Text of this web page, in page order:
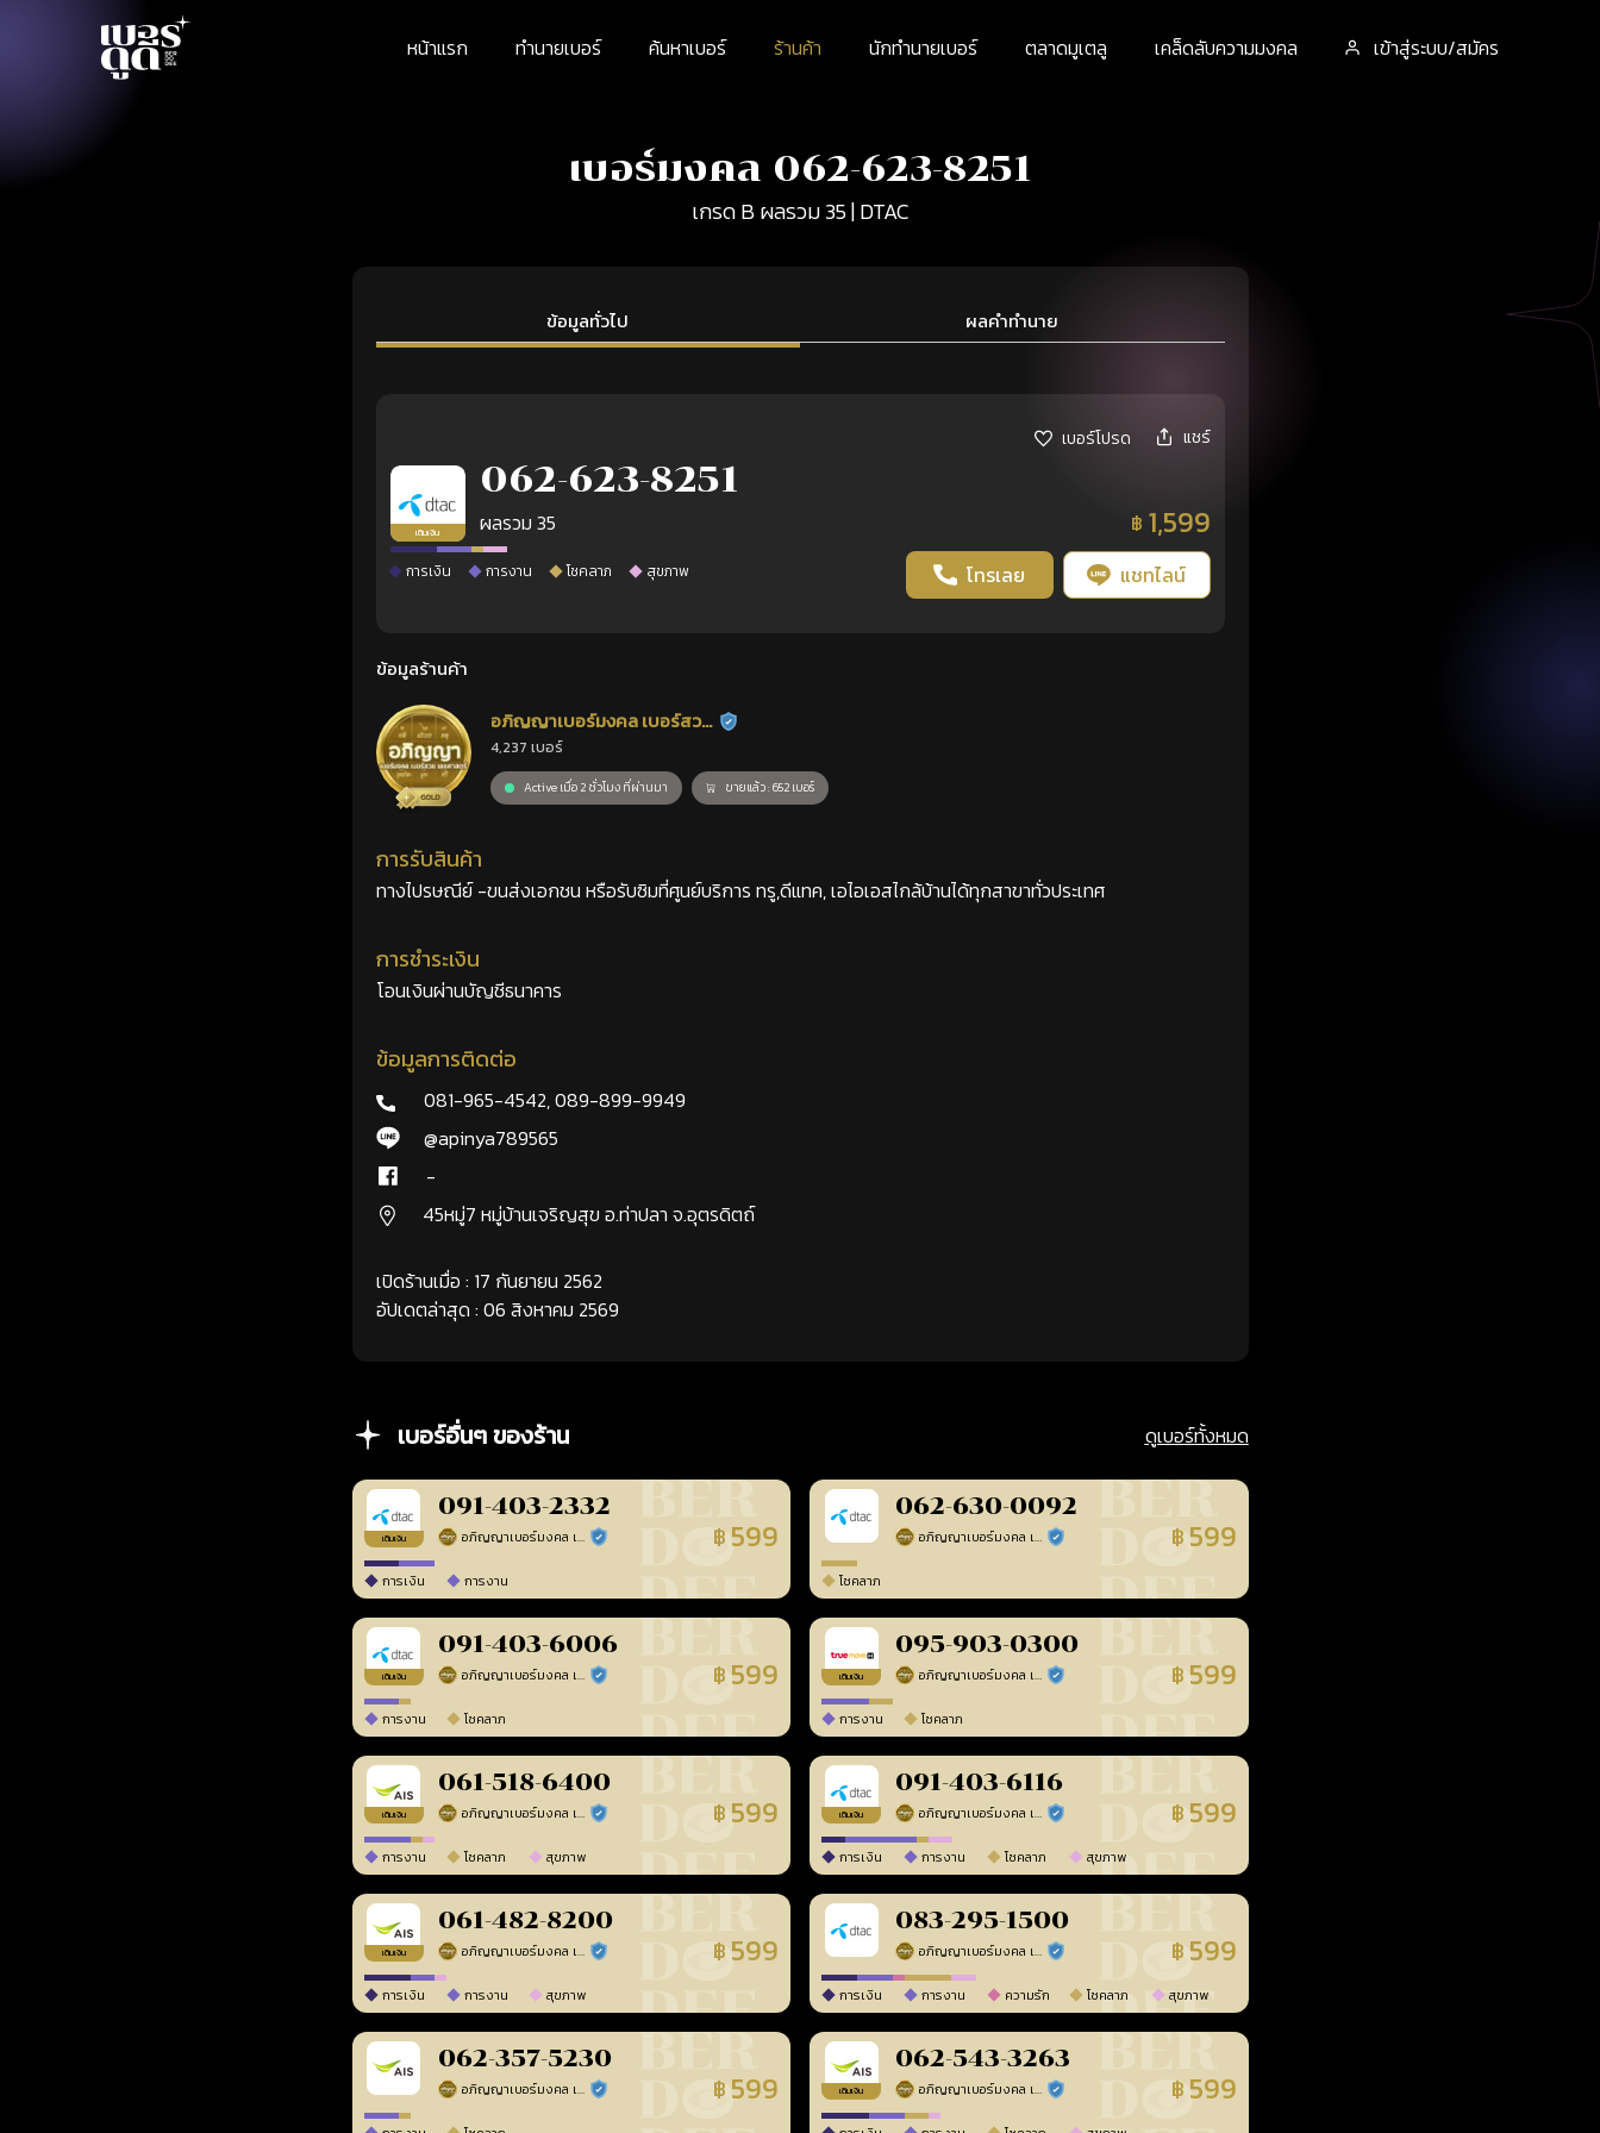
หน้าแรก ทำนายเบอร์ ค้นหาเบอร์ ร้านค้า นักทำนายเบอร์ ตลาดมูเตลู เคล็ดลับความมงคล เข้าสู่ระบบ/สมัคร
เบอร์มงคล 062-623-8251
เกรด B ผลรวม 35 | DTAC
ข้อมูลทั่วไป ผลคำทำนาย
เบอร์โปรด แชร์
เติมเงิน
062-623-8251
ผลรวม 35 ฿ 1,599
การเงิน การงาน โชคลาภ สุขภาพ โทรเลย แชทไลน์
ข้อมูลร้านค้า
อภิญญาเบอร์มงคล เบอร์สวย
เลขศาสตร์
ร้านยืนยันแล้ว
4,237 เบอร์
Active เมื่อ 2 ชั่วโมง ที่ผ่านมา ขายแล้ว : 652 เบอร์
การรับสินค้า
ทางไปรษณีย์ -ขนส่งเอกชน หรือรับซิมที่ศูนย์บริการ ทรู,ดีแทค, เอไอเอสไกล้บ้านได้ทุกสาขาทั่วประเทศ
การชำระเงิน
โอนเงินผ่านบัญชีธนาคาร
ข้อมูลการติดต่อ
081-965-4542,089-899-9949
@apinya789565
-
45หมู่7 หมู่บ้านเจริญสุข อ.ท่าปลา จ.อุตรดิตถ์
เปิดร้านเมื่อ : 17 กันยายน 2562
อัปเดตล่าสุด : 06 สิงหาคม 2569
เบอร์อื่นๆ ของร้าน ดูเบอร์ทั้งหมด
เติมเงิน
091-403-2332
อภิญญาเบอร์มงคล เบอร์สวยเลขศาสตร์ ร้านยืนยันแล้ว ฿ 599
การเงิน การงาน
062-630-0092
อภิญญาเบอร์มงคล เบอร์สวยเลขศาสตร์ ร้านยืนยันแล้ว ฿ 599
โชคลาภ
เติมเงิน
091-403-6006
อภิญญาเบอร์มงคล เบอร์สวยเลขศาสตร์ ร้านยืนยันแล้ว ฿ 599
การงาน โชคลาภ
เติมเงิน
095-903-0300
อภิญญาเบอร์มงคล เบอร์สวยเลขศาสตร์ ร้านยืนยันแล้ว ฿ 599
การงาน โชคลาภ
เติมเงิน
061-518-6400
อภิญญาเบอร์มงคล เบอร์สวยเลขศาสตร์ ร้านยืนยันแล้ว ฿ 599
การงาน โชคลาภ สุขภาพ
เติมเงิน
091-403-6116
อภิญญาเบอร์มงคล เบอร์สวยเลขศาสตร์ ร้านยืนยันแล้ว ฿ 599
การเงิน การงาน โชคลาภ สุขภาพ
เติมเงิน
061-482-8200
อภิญญาเบอร์มงคล เบอร์สวยเลขศาสตร์ ร้านยืนยันแล้ว ฿ 599
การเงิน การงาน สุขภาพ
083-295-1500
อภิญญาเบอร์มงคล เบอร์สวยเลขศาสตร์ ร้านยืนยันแล้ว ฿ 599
การเงิน การงาน ความรัก โชคลาภ สุขภาพ
062-357-5230
อภิญญาเบอร์มงคล เบอร์สวยเลขศาสตร์ ร้านยืนยันแล้ว ฿ 599 เติมเงิน
062-543-3263
อภิญญาเบอร์มงคล เบอร์สวยเลขศาสตร์ ร้านยืนยันแล้ว ฿ 599